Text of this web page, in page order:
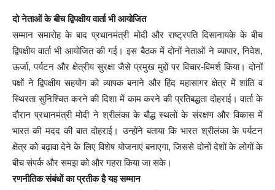
दो नेताओं के बीच द्विपक्षीय वार्ता भी आयोजित
सम्मान समारोह के बाद प्रधानमंत्री मोदी और राष्ट्रपति दिसानायके के बीच
द्विपक्षीय वार्ता भी आयोजित की गई। इस बैठक में दोनों नेताओं ने व्यापार, निवेश,
ऊर्जा, पर्यटन और क्षेत्रीय सुरक्षा जैसे प्रमुख मुद्दों पर विचार-विमर्श किया। दोनों
पक्षों ने द्विपक्षीय सहयोग को व्यापक बनाने और हिंद महासागर क्षेत्र में शांति व
स्थिरता सुनिश्चित करने की दिशा में काम करने की प्रतिबद्धता दोहराई। वार्ता के
दौरान प्रधानमंत्री मोदी ने श्रीलंका के बौद्ध स्थलों के संरक्षण और विकास में
भारत की मदद की बात दोहराई। उन्होंने बताया कि भारत श्रीलंका के पर्यटन
क्षेत्र को बढ़ावा देने के लिए विशेष योजनाएं बनाएगा, जिससे दोनों देशों के लोगों के
बीच संपर्क और समझ को और गहरा किया जा सके।
रणनीतिक संबंधों का प्रतीक है यह सम्मान